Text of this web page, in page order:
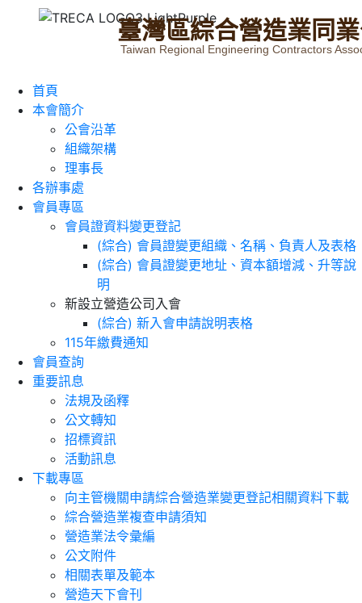
臺灣區綜合營造業同業
Taiwan Regional Engineering Contractors
首頁
本會簡介
公會沿革
組織架構
理事長
各辦事處
會員專區
會員證資料變更登記
(綜合) 會員證變更組織、名稱、負責人及表格
(綜合) 會員證變更地址、資本額增減、升等說
明
新設立營造公司入會
(綜合) 新入會申請說明表格
115年繳費通知
會員查詢
重要訊息
法規及函釋
公文轉知
招標資訊
活動訊息
下載專區
向主管機關申請綜合營造業變更登記相關資料下載
綜合營造業複查申請須知
營造業法令彙編
公文附件
相關表單及範本
營造天下會刊